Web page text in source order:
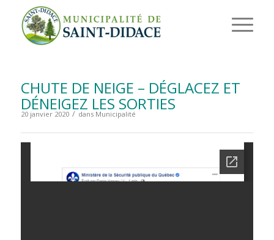
CHUTE DE NEIGE – DÉGLACEZ ET
DÉNEIGEZ LES SORTIES
20 janvier 2020 / dans Municipalité